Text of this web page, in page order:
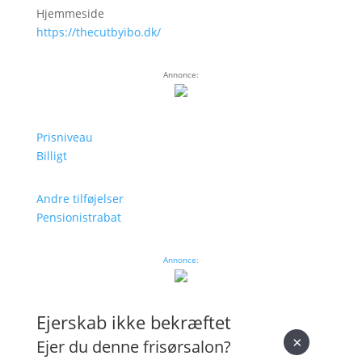
Hjemmeside
https://thecutbyibo.dk/
Annonce:
Prisniveau
Billigt
Andre tilføjelser
Pensionistrabat
Annonce:
Ejerskab ikke bekræftet
Ejer du denne frisørsalon? ×